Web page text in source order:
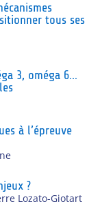
tous ses
3, oméga 6…
à l’épreuve
?
Lozato-Giotart